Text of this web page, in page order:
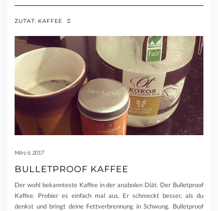
ZUTAT: KAFFEE
März 6, 2017
BULLETPROOF KAFFEE
Der wohl bekannteste Kaffee in der anabolen Diät. Der Bulletproof
Kaffee. Probier es einfach mal aus. Er schmeckt besser, als du
denkst und bringt deine Fettverbrennung in Schwung. Bulletproof